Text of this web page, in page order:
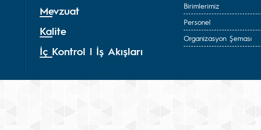
Mevzuat
Kalite
İç Kontrol | İş Akışları
Birimlerimiz
Personel
Organizasyon Şeması